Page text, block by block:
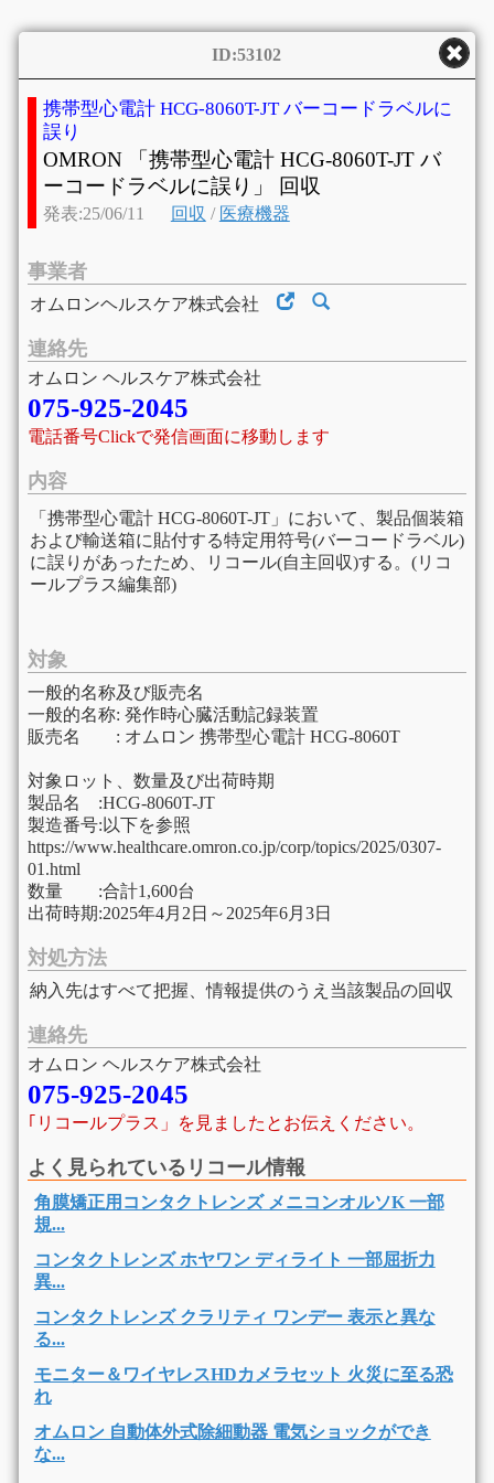
ID:53102
携帯型心電計 HCG-8060T-JT バーコードラベルに
誤り
OMRON 「携帯型心電計 HCG-8060T-JT バ
ーコードラベルに誤り」 回収
発表:25/06/11 回収 / 医療機器
事業者
オムロンヘルスケア株式会社
連絡先
オムロン ヘルスケア株式会社
075-925-2045
電話番号Clickで発信画面に移動します
内容
「携帯型心電計 HCG-8060T-JT」において、製品個装箱
および輸送箱に貼付する特定用符号(バーコードラベル)
に誤りがあったため、リコール(自主回収)する。(リコ
ールプラス編集部)
対象
一般的名称及び販売名
一般的名称: 発作時心臓活動記録装置
販売名 : オムロン 携帯型心電計 HCG-8060T
対象ロット、数量及び出荷時期
製品名 :HCG-8060T-JT
製造番号:以下を参照
https://www.healthcare.omron.co.jp/corp/topics/2025/0307-
01.html
数量 :合計1,600台
出荷時期:2025年4月2日～2025年6月3日
対処方法
納入先はすべて把握、情報提供のうえ当該製品の回収
連絡先
オムロン ヘルスケア株式会社
075-925-2045
｢リコールプラス」を見ましたとお伝えください。
よく見られているリコール情報
角膜矯正用コンタクトレンズ メニコンオルソK 一部
規...
コンタクトレンズ ホヤワン ディライト 一部屈折力
異...
コンタクトレンズ クラリティ ワンデー 表示と異な
る...
モニター＆ワイヤレスHDカメラセット 火災に至る恐
れ
オムロン 自動体外式除細動器 電気ショックができ
な...